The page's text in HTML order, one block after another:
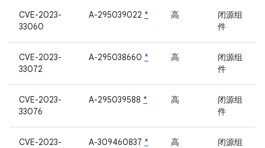
CVE-2023-
33060
A-295039022 * 高
闭源组
件
CVE-2023-
33072
A-295038660 * 高
闭源组
件
CVE-2023-
33076
A-295039588 * 高
闭源组
件
CVE-2023-
A-309460837 * 高
闭源组